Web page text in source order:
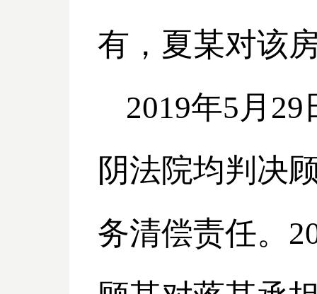
有，夏某对该
2019年5月29
阴法院均判决
务清偿责任。